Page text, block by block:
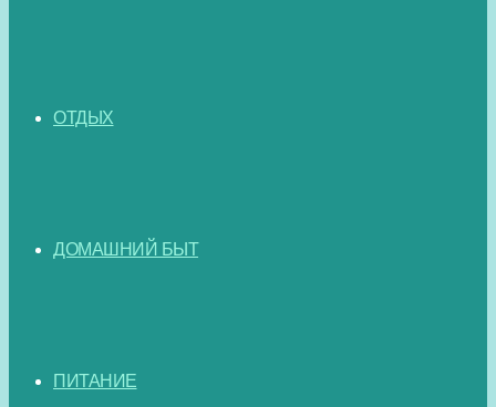
ОТДЫХ
ДОМАШНИЙ БЫТ
ПИТАНИЕ